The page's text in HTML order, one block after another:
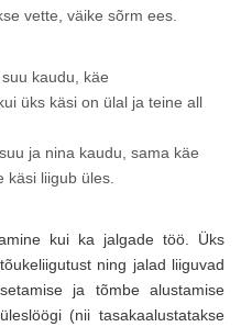
vette, väike sõrm ees.
kaudu, käe
üks käsi on ülal ja teine all
ja nina kaudu, sama käe
käsi liigub üles.
kui ka jalgade töö. Üks
ning jalad liiguvad
ja tõmbe alustamise
(nii tasakaalustatakse